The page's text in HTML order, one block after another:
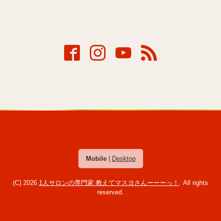
Mobile| Desktop
(C) 2026 1人サロンの専門家 教えてマスヨさんーーーっ！ . All rights
reserved.